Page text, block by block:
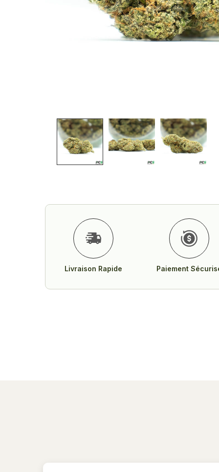
Livraison Rapide Paiement